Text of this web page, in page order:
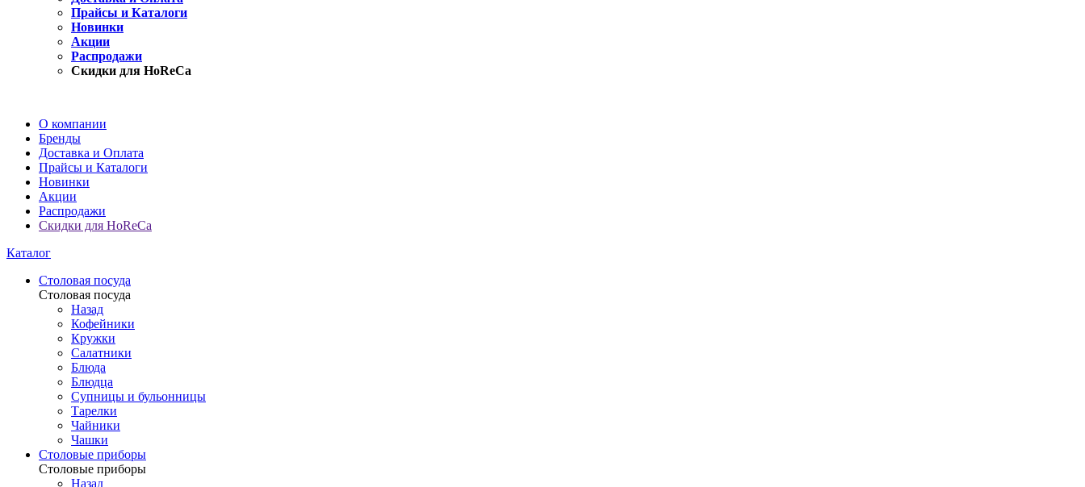
Прайсы и Каталоги
Новинки
Акции
Распродажи
Скидки для HoReCa
О компании
Бренды
Доставка и Оплата
Прайсы и Каталоги
Новинки
Акции
Распродажи
Скидки для HoReCa
Каталог
Столовая посуда
Столовая посуда
Назад
Кофейники
Кружки
Салатники
Блюда
Блюдца
Супницы и бульонницы
Тарелки
Чайники
Чашки
Cтоловые приборы
Cтоловые приборы
Назад